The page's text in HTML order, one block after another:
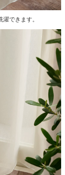
できます。